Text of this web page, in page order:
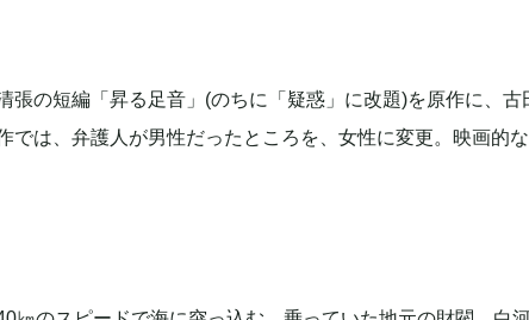
張の短編「昇る足音」(のちに「疑惑」に改題)を原作に、
では、弁護人が男性だったところを、女性に変更。映画的